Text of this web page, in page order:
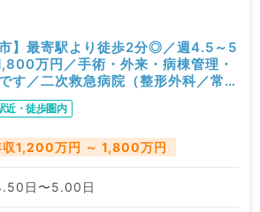
市】最寄駅より徒歩2分◎／週4.5～5
万円／手術・外来・病棟管理・
す／二次救急病院（整形外科／常
近・徒歩圏内
収1,200万円 ～ 1,800万円
日〜5.00日